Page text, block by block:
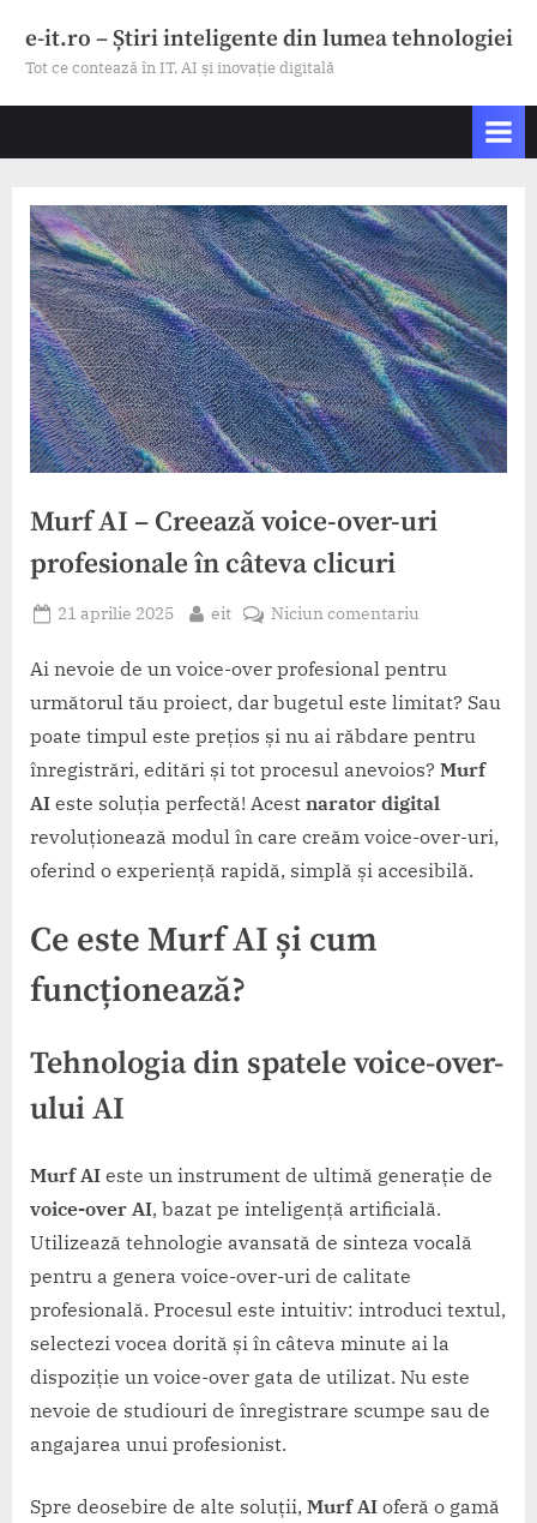
e-it.ro – Știri inteligente din lumea tehnologiei
Tot ce contează în IT, AI și inovație digitală
Murf AI – Creează voice-over-uri
profesionale în câteva clicuri
Posted
21 aprilie 2025 By
eit Niciun comentariu
AI
–
voice-
over-
uri
profesionale
în
Ai nevoie de un voice-over profesional pentru
următorul tău proiect, dar bugetul este limitat? Sau
poate timpul este prețios și nu ai răbdare pentru
înregistrări, editări și tot procesul anevoios? Murf
AI este soluția perfectă! Acest narator digital
revoluționează modul în care creăm voice-over-uri,
oferind o experiență rapidă, simplă și accesibilă.
Ce este Murf AI și cum
funcționează?
Tehnologia din spatele voice-over-
ului AI
Murf AI este un instrument de ultimă generație de
voice-over AI, bazat pe inteligență artificială.
Utilizează tehnologie avansată de sinteza vocală
pentru a genera voice-over-uri de calitate
profesională. Procesul este intuitiv: introduci textul,
selectezi vocea dorită și în câteva minute ai la
dispoziție un voice-over gata de utilizat. Nu este
nevoie de studiouri de înregistrare scumpe sau de
angajarea unui profesionist.
Spre deosebire de alte soluții, Murf AI oferă o gamă